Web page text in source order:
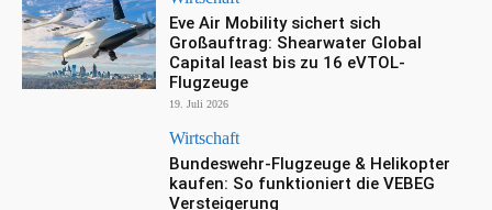
Eve Air Mobility sichert sich
Großauftrag: Shearwater Global
Capital least bis zu 16 eVTOL-
Flugzeuge
19. Juli 2026
Wirtschaft
Bundeswehr-Flugzeuge & Helikopter
kaufen: So funktioniert die VEBEG
Versteigerung